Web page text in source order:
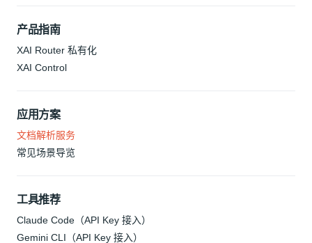
产品指南
XAI Router 私有化
XAI Control
应用方案
文档解析服务
常见场景导览
工具推荐
Claude Code（API Key 接入）
Gemini CLI（API Key 接入）